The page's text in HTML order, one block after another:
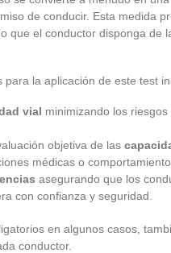
de conducir. Esta medida
que el conductor disponga de
para la aplicación de este test
vial minimizando los
objetiva de las
médicas o
asegurando que los
con confianza y seguridad.
en algunos casos,
conductor.